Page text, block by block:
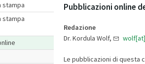
stampa
stampa
Pubblicazioni online
Redazione
Dr. Kordula Wolf,
Le pubblicazioni di questa